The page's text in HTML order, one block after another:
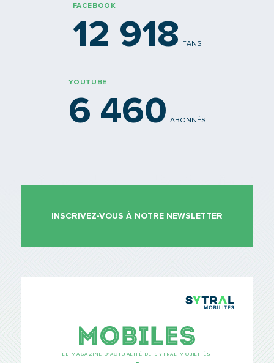
FACEBOOK
12 918 FANS
YOUTUBE
6 460 ABONNÉS
INSCRIVEZ-VOUS À NOTRE NEWSLETTER
LE MAGAZINE D’ACTUALITÉ DE SYTRAL MOBILITÉS